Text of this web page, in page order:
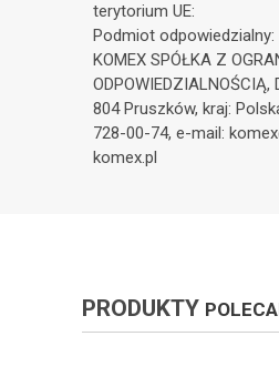
terytorium UE:
Podmiot odpowiedzialny:
KOMEX SPÓŁKA Z
ODPOWIEDZIALNOŚCIĄ,
804 Pruszków, kraj:
728-00-74, e-mail:
komex.pl
PRODUKTY